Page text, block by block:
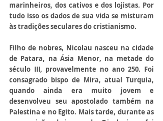
marinheiros, dos cativos e dos lojistas. Por
tudo isso os dados de sua vida se misturam
às tradições seculares do cristianismo.
Filho de nobres, Nicolau nasceu na cidade
de Patara, na Ásia Menor, na metade do
século III, provavelmente no ano 250. Foi
consagrado bispo de Mira, atual Turquia,
quando ainda era muito jovem e
desenvolveu seu apostolado também na
Palestina e no Egito. Mais tarde, durante as